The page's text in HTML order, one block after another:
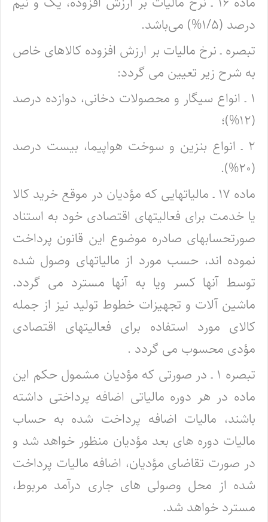
درصد (۱/۵%) می‌باشد.
تبصره ـ نرخ مالیات بر ارزش افزوده کالاهای خاص
به شرح زیر تعیین می گردد:
۱ ـ انواع سیگار و محصولات دخانی، دوازده درصد
(۱۲%)؛
۲ ـ انواع بنزین و سوخت هواپیما، بیست درصد
(۲۰%).
ماده ۱۷ ـ مالیاتهایی که مؤدیان در موقع خرید کالا
یا خدمت برای فعالیتهای اقتصادی خود به استناد
صورتحسابهای صادره موضوع این قانون پرداخت
نموده اند، حسب مورد از مالیاتهای وصول شده
توسط آنها کسر ویا به آنها مسترد می گردد.
ماشین آلات و تجهیزات خطوط تولید نیز از جمله
کالای مورد استفاده برای فعالیتهای اقتصادی
مؤدی محسوب می گردد .
تبصره ۱ ـ در صورتی که مؤدیان مشمول حکم این
ماده در هر دوره مالیاتی اضافه پرداختی داشته
باشند، مالیات اضافه پرداخت شده به حساب
مالیات دوره های بعد مؤدیان منظور خواهد شد و
در صورت تقاضای مؤدیان، اضافه مالیات پرداخت
شده از محل وصولی های جاری درآمد مربوط،
مسترد خواهد شد.